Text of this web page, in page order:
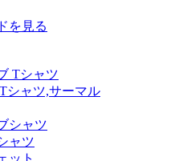
を見る
Tシャツ
シャツ,サーマル
シャツ
ャツ
ット